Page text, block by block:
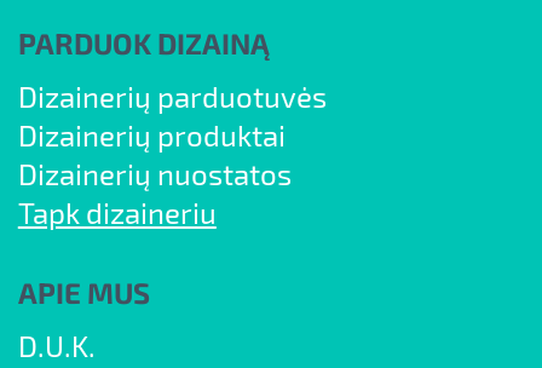
PARDUOK DIZAINĄ
Dizainerių parduotuvės
Dizainerių produktai
Dizainerių nuostatos
Tapk dizaineriu
APIE MUS
D.U.K.